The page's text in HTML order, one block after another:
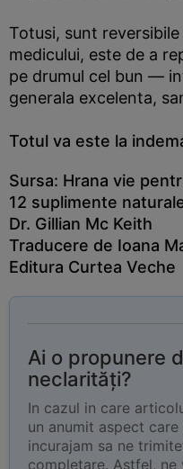
Totusi, sunt
medicului, este de a
pe drumul cel bun —
generala excelenta,
Totul va este la
Sursa: Hrana vie
12 suplimente
Dr. Gillian Mc Keith
Traducere de Ioana
Editura Curtea Veche
Ai o propunere
neclarități?
In cazul in care
un anumit aspect
incurajam sa ne
completare. Astfel,